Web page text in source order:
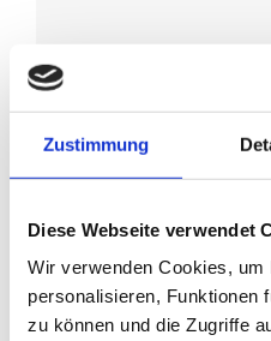
Zustimmung
Diese Webseite verwendet
Wir verwenden Cookies, um
personalisieren, Funktionen
zu können und die Zugriffe